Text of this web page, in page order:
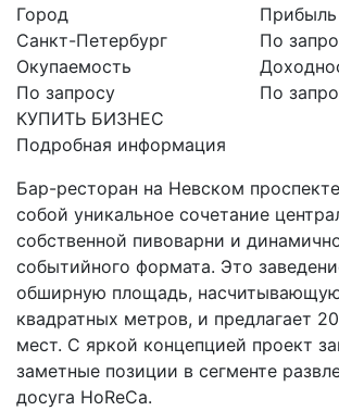
Город
Санкт-Петербург
Окупаемость
По запросу
КУПИТЬ БИЗНЕС
Прибыль
По
По
Подробная информация
Бар-ресторан на Невском
собой уникальное сочетание
собственной пивоварни и
событийного формата. Это
обширную площадь,
квадратных метров, и предлагает
мест. С яркой концепцией проект
заметные позиции в сегменте
досуга HoReCa.